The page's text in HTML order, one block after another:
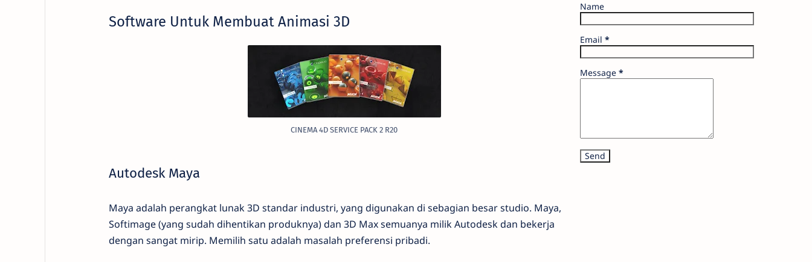
Software Untuk Membuat Animasi 3D
CINEMA 4D SERVICE PACK 2 R20
Autodesk Maya
Maya adalah perangkat lunak 3D standar industri, yang digunakan di sebagian besar studio. Maya,
Softimage (yang sudah dihentikan produknya) dan 3D Max semuanya milik Autodesk dan bekerja
dengan sangat mirip. Memilih satu adalah masalah preferensi pribadi.
Name
Email *
Message *